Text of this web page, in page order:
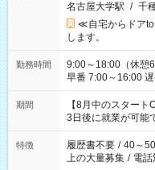
名古屋大学駅 / 千
≪自宅からドア
します。
勤務時間
9:00～18:00（休憩60分） ■ご希望があれば下記
早番 7:00～16:00 遅
と休みを合わせた
「できれば残業は
ね。 ※Wワーク希望の方へ 今ご覧のお仕事で希望する勤務時間
と、もう1つのお仕
合は応募できませ
期間
【8月中のスター
3日後に就業が可能
特徴 履歴書不要 / 40～
上の大量募集 / 電話